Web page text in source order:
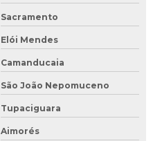
Sacramento
Elói Mendes
Camanducaia
São João Nepomuceno
Tupaciguara
Aimorés